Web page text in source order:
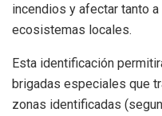
incendios y afectar tanto
ecosistemas locales.
Esta identificación
brigadas especiales que
zonas identificadas